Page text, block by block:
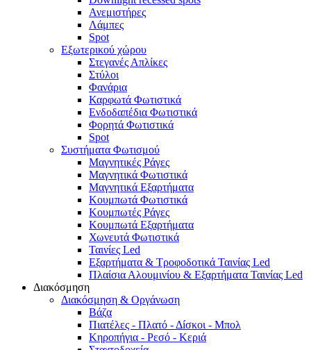
Ανεμιστήρες
Λάμπες
Spot
Εξωτερικού χώρου
Στεγανές Απλίκες
Στύλοι
Φανάρια
Καρφωτά Φωτιστικά
Ενδοδαπέδια Φωτιστικά
Φορητά Φωτιστικά
Spot
Συστήματα Φωτισμού
Μαγνητικές Ράγες
Μαγνητικά Φωτιστικά
Μαγνητικά Εξαρτήματα
Κουμπωτά Φωτιστικά
Κουμπωτές Ράγες
Κουμπωτά Εξαρτήματα
Χωνευτά Φωτιστικά
Ταινίες Led
Εξαρτήματα & Τροφοδοτικά Ταινίας Led
Πλαίσια Αλουμινίου & Εξαρτήματα Ταινίας Led
Διακόσμηση
Διακόσμηση & Οργάνωση
Βάζα
Πιατέλες - Πλατό - Δíσκοι - Μπολ
Κηροπήγια - Ρεσό - Κεριά